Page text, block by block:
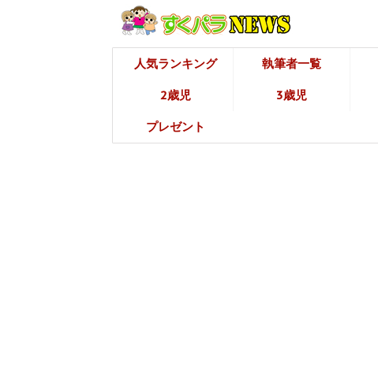
人気ランキング 執筆者一覧
2歳児 3歳児
プレゼント